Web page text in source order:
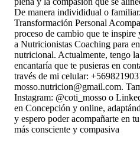
De manera individidual o
Transformación Personal
proceso de cambio que te
a Nutricionistas Coaching para
nutricional. Actualmente, tengo
encantaría que te pusieras en
través de mi celular:
mosso.nutricion@gmail.com.
Instagram: @coti_mosso o
en Concepción y online,
y espero poder acompañarte en
más consciente y compasiva